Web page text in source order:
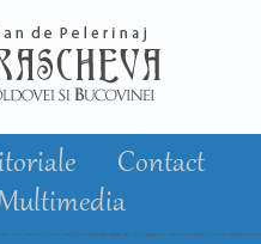
Contact